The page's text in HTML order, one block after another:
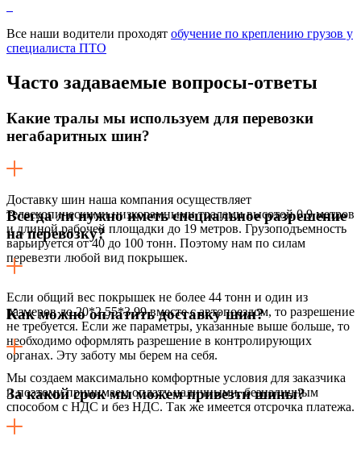
Все наши водители проходят обучение по креплению грузов у
специалиста ПТО
Часто задаваемые вопросы-ответы
Какие тралы мы используем для перевозки
негабаритных шин?
Доставку шин наша компания осуществляет
телескопическими низкорамными тралами высотой 0,9 метров
и длиной рабочей площадки до 19 метров. Грузоподъемность
варьируется от 40 до 100 тонн. Поэтому нам по силам
перевезти любой вид покрышек.
Всегда ли нужно иметь специальное разрешение
на перевозку?
Если общий вес покрышек не более 44 тонн и один из
размеров до 20*2,55*3,99 вместе с автопоездом, то разрешение
не требуется. Если же параметры, указанные выше больше, то
необходимо оформлять разрешение в контролирующих
органах. Эту заботу мы берем на себя.
Как можно оплатить доставку шин?
Мы создаем максимально комфортные условия для заказчика
и поэтому принимаем оплату наличными, безналичным
способом с НДС и без НДС. Так же имеется отсрочка платежа.
За какой срок мы можем привезти шины?